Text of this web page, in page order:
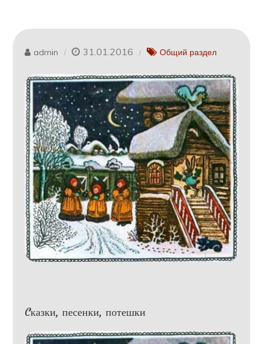
admin 31.01.2016 Общий раздел
Cказки, песенки, потешки